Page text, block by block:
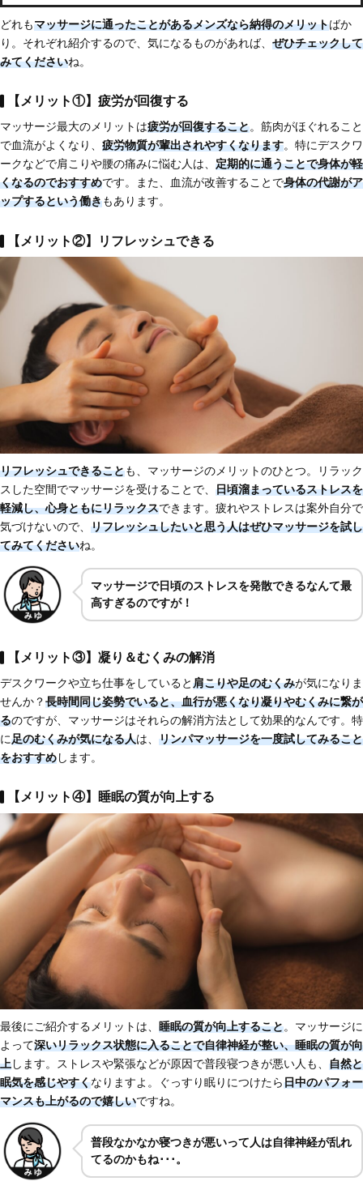
どれもマッサージに通ったことがあるメンズなら納得のメリットばか
り。それぞれ紹介するので、気になるものがあれば、 ぜひチェックして
みてくださいね。
【メリット①】疲労が回復する
マッサージ最大のメリットは疲労が回復すること。筋肉がほぐれること
で血流がよくなり、 疲労物質が輩出されやすくなります。特にデスクワ
ークなどで肩こりや腰の痛みに悩む人は、 定期的に通うことで身体が軽
くなるのでおすすめです。また、血流が改善することで身体の代謝がア
ップするという働きもあります。
【メリット②】リフレッシュできる
リフレッシュできることも、マッサージのメリットのひとつ。リラック
スした空間でマッサージを受けることで、 日頃溜まっているストレスを
軽減し、心身ともにリラックスできます。疲れやストレスは案外自分で
気づけないので、 リフレッシュしたいと思う人はぜひマッサージを試し
てみてくださいね。
マッサージで日頃のストレスを発散できるなんて最
高すぎるのですが！
【メリット③】凝り＆むくみの解消
デスクワークや立ち仕事をしていると肩こりや足のむくみが気になりま
せんか？長時間同じ姿勢でいると、血行が悪くなり凝りやむくみに繋が
るのですが、マッサージはそれらの解消方法として効果的なんです。特
に足のむくみが気になる人は、 リンパマッサージを一度試してみること
をおすすめします。
【メリット④】睡眠の質が向上する
最後にご紹介するメリットは、 睡眠の質が向上すること。マッサージに
よって深いリラックス状態に入ることで自律神経が整い、睡眠の質が向
上します。ストレスや緊張などが原因で普段寝つきが悪い人も、 自然と
眠気を感じやすくなりますよ。ぐっすり眠りにつけたら日中のパフォー
マンスも上がるので嬉しいですね。
普段なかなか寝つきが悪いって人は自律神経が乱れ
てるのかもね･･･。